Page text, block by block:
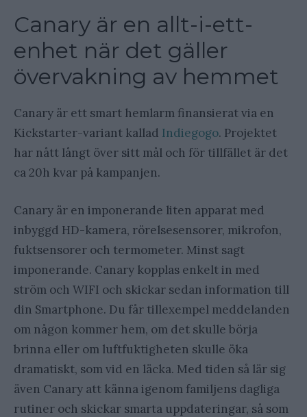
Canary är en allt-i-ett-
enhet när det gäller
övervakning av hemmet
Canary är ett smart hemlarm finansierat via en
Kickstarter-variant kallad Indiegogo. Projektet
har nått långt över sitt mål och för tillfället är det
ca 20h kvar på kampanjen.
Canary är en imponerande liten apparat med
inbyggd HD-kamera, rörelsesensorer, mikrofon,
fuktsensorer och termometer. Minst sagt
imponerande. Canary kopplas enkelt in med
ström och WIFI och skickar sedan information till
din Smartphone. Du får tillexempel meddelanden
om någon kommer hem, om det skulle börja
brinna eller om luftfuktigheten skulle öka
dramatiskt, som vid en läcka. Med tiden så lär sig
även Canary att känna igenom familjens dagliga
rutiner och skickar smarta uppdateringar, så som